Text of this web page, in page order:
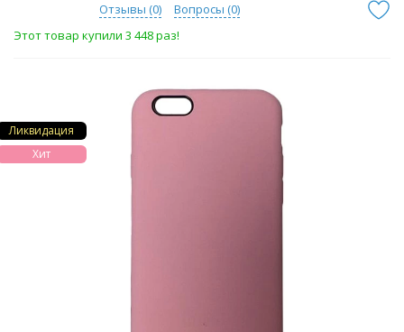
Отзывы (0) Вопросы (0)
Этот товар купили 3 448 раз!
Ликвидация
Хит